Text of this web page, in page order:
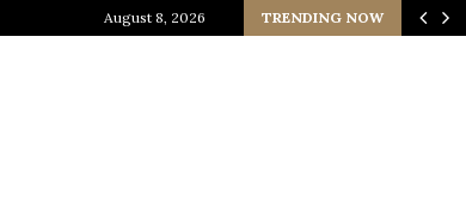
August 8, 2026 TRENDING NOW
জাপানি আধ্যাত্মিকতার ছোঁয়া